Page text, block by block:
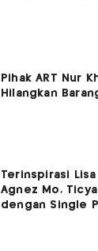
Pihak ART Nur
Hilangkan
Terinspirasi Lisa
Agnez Mo,
dengan Single